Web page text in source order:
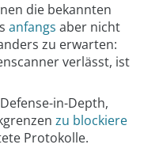
die bekannten
anfangs aber nicht
zu erwarten:
verlässt, ist
in-Depth,
zu blockiere
Protokolle.